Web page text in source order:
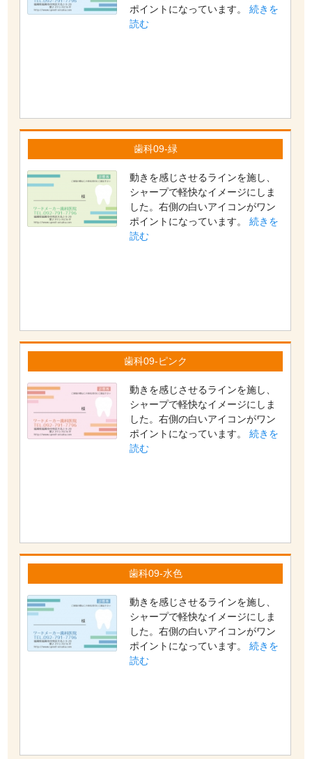
ポイントになっています。続きを
読む
歯科09-緑
動きを感じさせるラインを施し、
シャープで軽快なイメージにしま
した。右側の白いアイコンがワン
ポイントになっています。続きを
読む
歯科09-ピンク
動きを感じさせるラインを施し、
シャープで軽快なイメージにしま
した。右側の白いアイコンがワン
ポイントになっています。続きを
読む
歯科09-水色
動きを感じさせるラインを施し、
シャープで軽快なイメージにしま
した。右側の白いアイコンがワン
ポイントになっています。続きを
読む